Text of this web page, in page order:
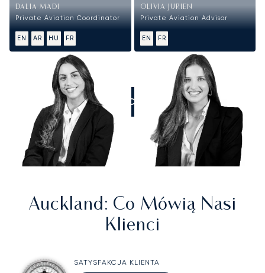
DALIA MADI
Private Aviation Coordinator
EN AR HU FR
OLIVIA JURIEN
Private Aviation Advisor
EN FR
ZADZWOŃCIE DO NAS
Auckland: Co Mówią Nasi
Klienci
SATYSFAKCJA KLIENTA